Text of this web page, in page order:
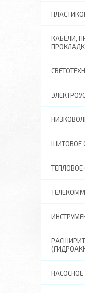
КАБЕЛИ,
ЩИТОВОЕ